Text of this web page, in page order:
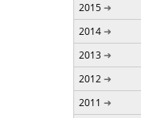
2015
2014
2013
2012
2011